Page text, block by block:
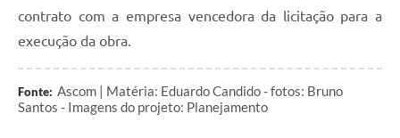
contrato com a empresa vencedora da licitação para a
execução da obra.
Fonte: Ascom | Matéria: Eduardo Candido - fotos: Bruno
Santos - Imagens do projeto: Planejamento